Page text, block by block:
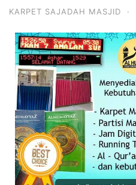
KARPET SAJADAH MASJID ·